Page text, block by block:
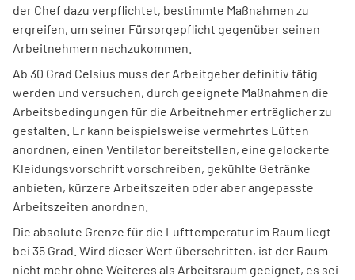
der Chef dazu verpflichtet, bestimmte Maßnahmen zu
ergreifen, um seiner Fürsorgepflicht gegenüber seinen
Arbeitnehmern nachzukommen.
Ab 30 Grad Celsius muss der Arbeitgeber definitiv tätig
werden und versuchen, durch geeignete Maßnahmen die
Arbeitsbedingungen für die Arbeitnehmer erträglicher zu
gestalten. Er kann beispielsweise vermehrtes Lüften
anordnen, einen Ventilator bereitstellen, eine gelockerte
Kleidungsvorschrift vorschreiben, gekühlte Getränke
anbieten, kürzere Arbeitszeiten oder aber angepasste
Arbeitszeiten anordnen.
Die absolute Grenze für die Lufttemperatur im Raum liegt
bei 35 Grad. Wird dieser Wert überschritten, ist der Raum
nicht mehr ohne Weiteres als Arbeitsraum geeignet, es sei